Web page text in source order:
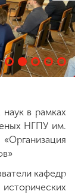
наук в рамках
НГПУ им.
кафедр